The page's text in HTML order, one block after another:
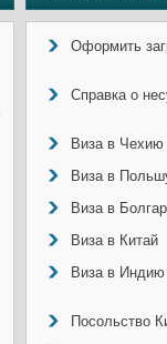
Оформить
Справка о
Виза в Чехию
Виза в
Виза в
Виза в Китай
Виза в Индию
Посольство